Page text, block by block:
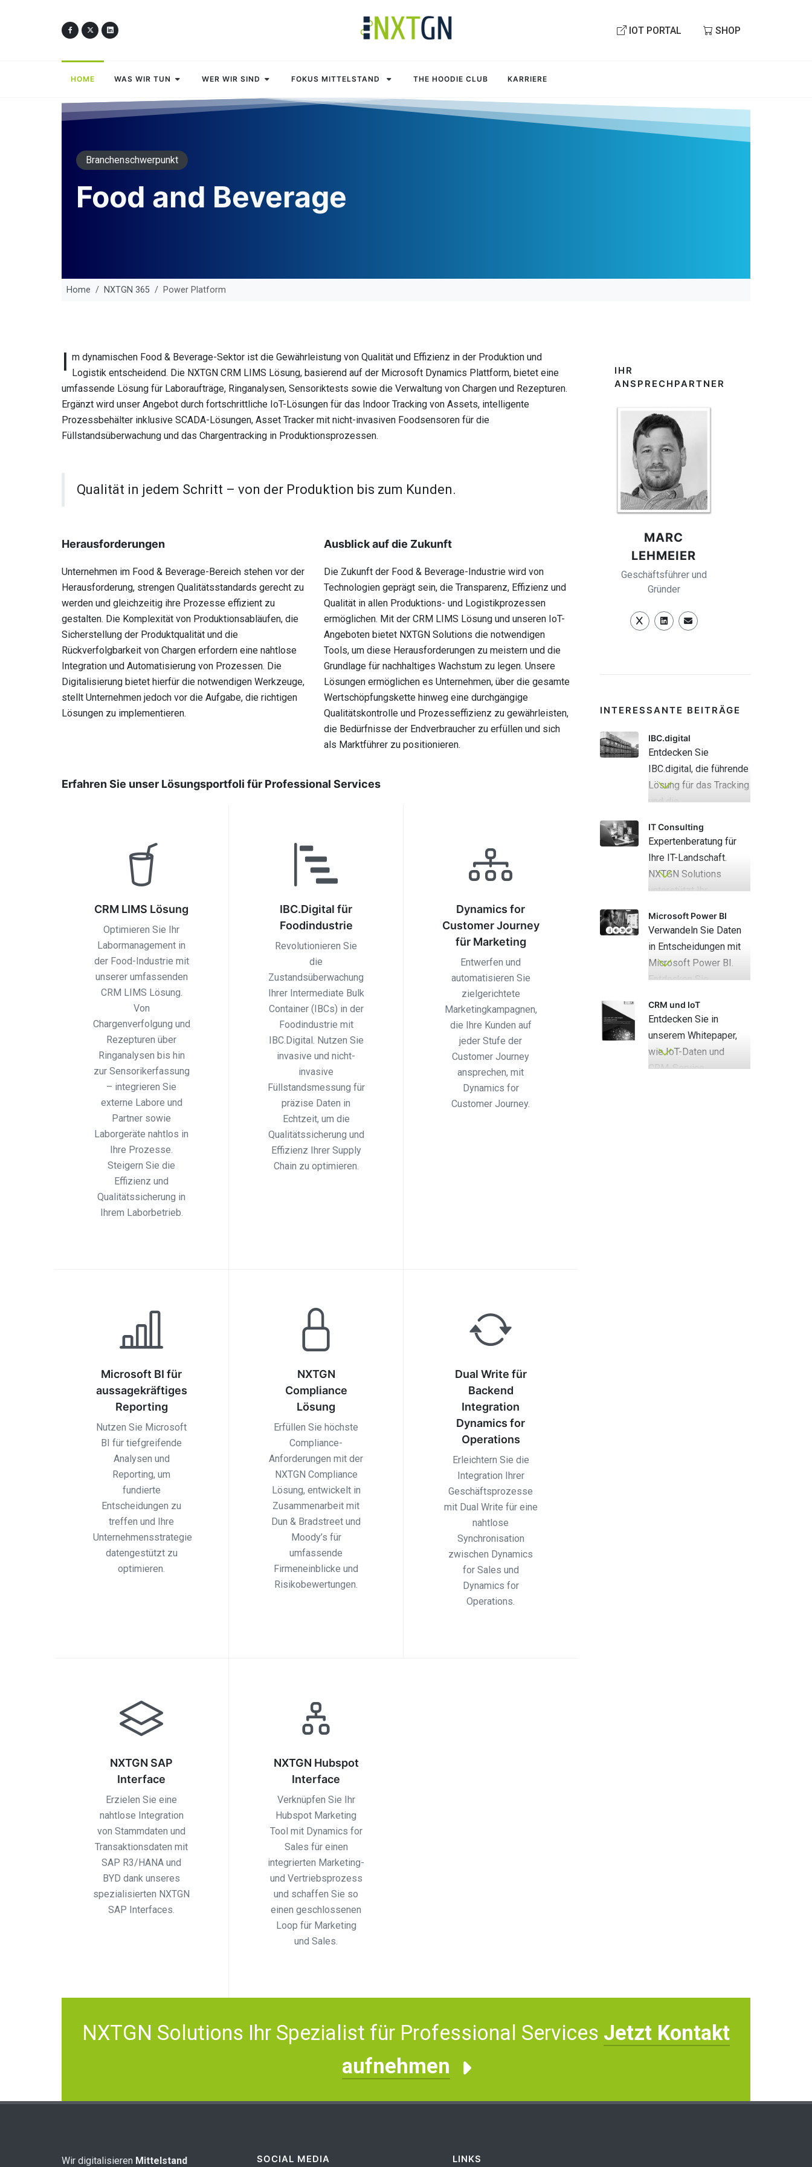
IOT PORTAL SHOP
HOME WAS WIR TUN WER WIR SIND FOKUS MITTELSTAND THE HOODIE CLUB KARRIERE
Branchenschwerpunkt
Food and Beverage
Home NXTGN 365 Power Platform
I m dynamischen Food & Beverage-Sektor ist die Gewährleistung von Qualität und Effizienz in der Produktion und
Logistik entscheidend. Die NXTGN CRM LIMS Lösung, basierend auf der Microsoft Dynamics Plattform, bietet eine
umfassende Lösung für Laboraufträge, Ringanalysen, Sensoriktests sowie die Verwaltung von Chargen und Rezepturen.
Ergänzt wird unser Angebot durch fortschrittliche IoT-Lösungen für das Indoor Tracking von Assets, intelligente
Prozessbehälter inklusive SCADA-Lösungen, Asset Tracker mit nicht-invasiven Foodsensoren für die
Füllstandsüberwachung und das Chargentracking in Produktionsprozessen.
Qualität in jedem Schritt – von der Produktion bis zum Kunden.
Herausforderungen
Unternehmen im Food & Beverage-Bereich stehen vor der
Herausforderung, strengen Qualitätsstandards gerecht zu
werden und gleichzeitig ihre Prozesse effizient zu
gestalten. Die Komplexität von Produktionsabläufen, die
Sicherstellung der Produktqualität und die
Rückverfolgbarkeit von Chargen erfordern eine nahtlose
Integration und Automatisierung von Prozessen. Die
Digitalisierung bietet hierfür die notwendigen Werkzeuge,
stellt Unternehmen jedoch vor die Aufgabe, die richtigen
Lösungen zu implementieren.
Ausblick auf die Zukunft
Die Zukunft der Food & Beverage-Industrie wird von
Technologien geprägt sein, die Transparenz, Effizienz und
Qualität in allen Produktions- und Logistikprozessen
ermöglichen. Mit der CRM LIMS Lösung und unseren IoT-
Angeboten bietet NXTGN Solutions die notwendigen
Tools, um diese Herausforderungen zu meistern und die
Grundlage für nachhaltiges Wachstum zu legen. Unsere
Lösungen ermöglichen es Unternehmen, über die gesamte
Wertschöpfungskette hinweg eine durchgängige
Qualitätskontrolle und Prozesseffizienz zu gewährleisten,
die Bedürfnisse der Endverbraucher zu erfüllen und sich
als Marktführer zu positionieren.
Erfahren Sie unser Lösungsportfoli für Professional Services
CRM LIMS Lösung
Optimieren Sie Ihr
Labormanagement in
der Food-Industrie mit
unserer umfassenden
CRM LIMS Lösung.
Von
Chargenverfolgung und
Rezepturen über
Ringanalysen bis hin
zur Sensorikerfassung
– integrieren Sie
externe Labore und
Partner sowie
Laborgeräte nahtlos in
Ihre Prozesse.
Steigern Sie die
Effizienz und
Qualitätssicherung in
Ihrem Laborbetrieb.
IBC.Digital für
Foodindustrie
Revolutionieren Sie
die
Zustandsüberwachung
Ihrer Intermediate Bulk
Container (IBCs) in der
Foodindustrie mit
IBC.Digital. Nutzen Sie
invasive und nicht-
invasive
Füllstandsmessung für
präzise Daten in
Echtzeit, um die
Qualitätssicherung und
Effizienz Ihrer Supply
Chain zu optimieren.
Dynamics for
Customer Journey
für Marketing
Entwerfen und
automatisieren Sie
zielgerichtete
Marketingkampagnen,
die Ihre Kunden auf
jeder Stufe der
Customer Journey
ansprechen, mit
Dynamics for
Customer Journey.
Microsoft BI für
aussagekräftiges
Reporting
Nutzen Sie Microsoft
BI für tiefgreifende
Analysen und
Reporting, um
fundierte
Entscheidungen zu
treffen und Ihre
Unternehmensstrategie
datengestützt zu
optimieren.
NXTGN
Compliance
Lösung
Erfüllen Sie höchste
Compliance-
Anforderungen mit der
NXTGN Compliance
Lösung, entwickelt in
Zusammenarbeit mit
Dun & Bradstreet und
Moody’s für
umfassende
Firmeneinblicke und
Risikobewertungen.
Dual Write für
Backend
Integration
Dynamics for
Operations
Erleichtern Sie die
Integration Ihrer
Geschäftsprozesse
mit Dual Write für eine
nahtlose
Synchronisation
zwischen Dynamics
for Sales und
Dynamics for
Operations.
NXTGN SAP
Interface
Erzielen Sie eine
nahtlose Integration
von Stammdaten und
Transaktionsdaten mit
SAP R3/HANA und
BYD dank unseres
spezialisierten NXTGN
SAP Interfaces.
NXTGN Hubspot
Interface
Verknüpfen Sie Ihr
Hubspot Marketing
Tool mit Dynamics for
Sales für einen
integrierten Marketing-
und Vertriebsprozess
und schaffen Sie so
einen geschlossenen
Loop für Marketing
und Sales.
IHR
ANSPRECHPARTNER
MARC
LEHMEIER
Geschäftsführer und
Gründer
INTERESSANTE BEITRÄGE
IBC.digital
Entdecken Sie
IBC.digital, die führende
Lösung für das Tracking
und die
von Intermediate Bulk
Containern (IBCs).
schüttbaren Produkte
durch Echtzeitdaten.
IT Consulting
Expertenberatung für
Ihre IT-Landschaft.
NXTGN Solutions
unterstützt Ihr
maßgeschneiderten IT-
Implementierung.
Microsoft Power BI
Verwandeln Sie Daten
in Entscheidungen mit
Microsoft Power BI.
Entdecken Sie
CRM und IoT
Entdecken Sie in
unserem Whitepaper,
wie IoT-Daten und
CRM-Service
NXTGN Solutions Ihr Spezialist für Professional Services Jetzt Kontakt
aufnehmen
Wir digitalisieren Mittelstand SOCIAL MEDIA LINKS